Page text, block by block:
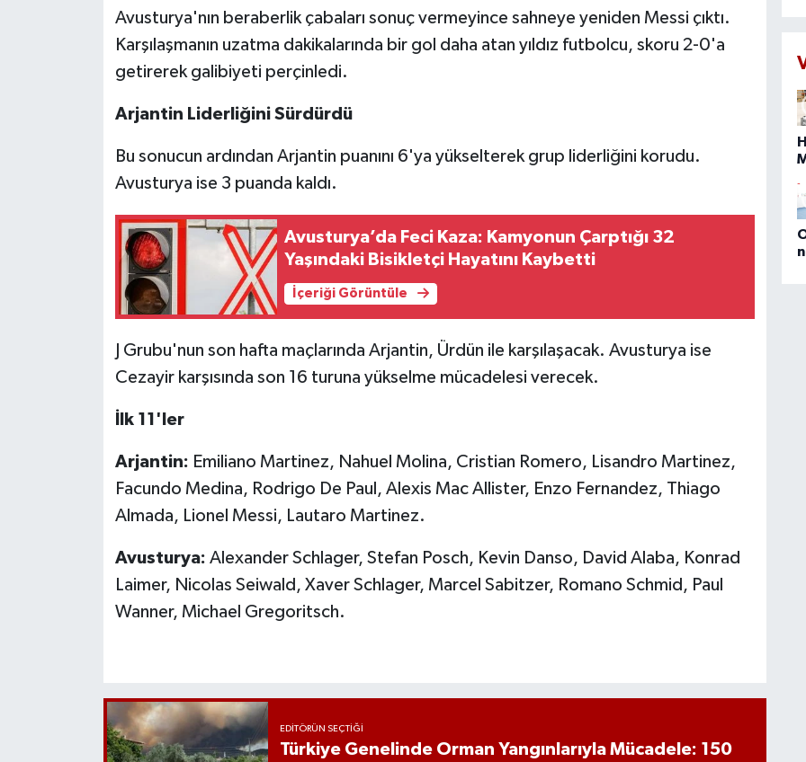
Avusturya'nın beraberlik çabaları sonuç vermeyince sahneye yeniden Messi çıktı.
Karşılaşmanın uzatma dakikalarında bir gol daha atan yıldız futbolcu, skoru 2-0'a
getirerek galibiyeti perçinledi.
Arjantin Liderliğini Sürdürdü
Bu sonucun ardından Arjantin puanını 6'ya yükselterek grup liderliğini korudu.
Avusturya ise 3 puanda kaldı.
Avusturya’da Feci Kaza: Kamyonun Çarptığı 32
Yaşındaki Bisikletçi Hayatını Kaybetti
İçeriği Görüntüle
J Grubu'nun son hafta maçlarında Arjantin, Ürdün ile karşılaşacak. Avusturya ise
Cezayir karşısında son 16 turuna yükselme mücadelesi verecek.
İlk 11'ler
Arjantin: Emiliano Martinez, Nahuel Molina, Cristian Romero, Lisandro Martinez,
Facundo Medina, Rodrigo De Paul, Alexis Mac Allister, Enzo Fernandez, Thiago
Almada, Lionel Messi, Lautaro Martinez.
Avusturya: Alexander Schlager, Stefan Posch, Kevin Danso, David Alaba, Konrad
Laimer, Nicolas Seiwald, Xaver Schlager, Marcel Sabitzer, Romano Schmid, Paul
Wanner, Michael Gregoritsch.
EDITÖRÜN SEÇTIĞI
Türkiye Genelinde Orman Yangınlarıyla Mücadele: 150